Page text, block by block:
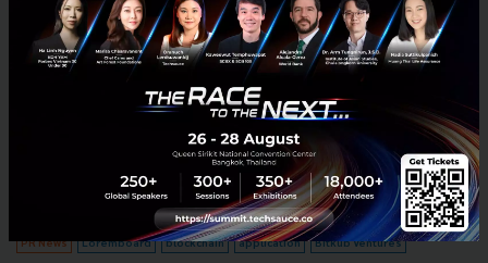
Bitkub ร่วมมือ Loremboard พัฒนา BKC Port แพลตฟอร์ม
แสดงข้อมูลสินทรัพย์การลงทุนบน Blockchain พร้อมเตรียมส่ง
Bitkub Ventures เข้าลงทุน
Bitkub Ventures เข้าลงทุนใน Loremboard เพื่อสนับสนุนการพัฒนา
แอปพลิเคชันบนบล็อกเชน พร้อมเปิดตัว BKC Port แพลตฟอร์มแสดง
ข้อมูลสินทรัพย์การลงทุน บน Bitkub Chain...
| ByTechsauce Team
PR News Loremboard blockchain application Bitkub Ventures